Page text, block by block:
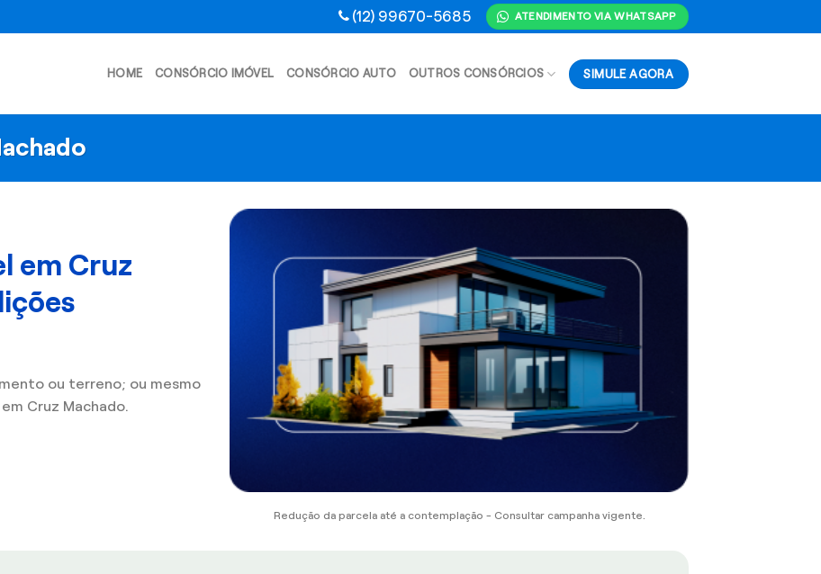
(12) 99670-5685 ATENDIMENTO VIA WHATSAPP
HOME CONSÓRCIO IMÓVEL CONSÓRCIO AUTO OUTROS CONSÓRCIOS SIMULE AGORA
em Cruz
ou terreno; ou mesmo
Cruz Machado.
Redução da parcela até a contemplação - Consultar campanha vigente.